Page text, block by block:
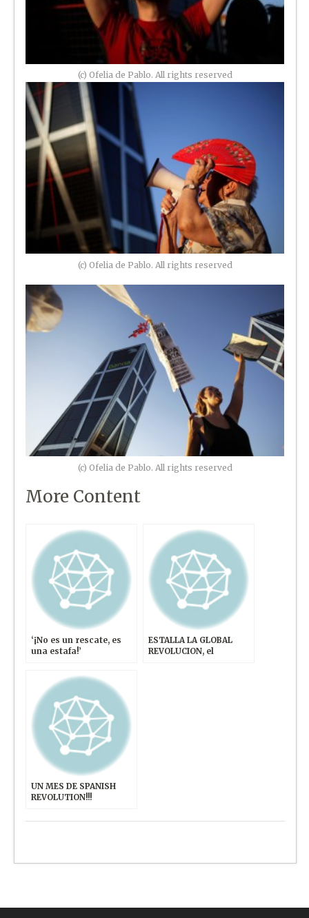
(c) Ofelia de Pablo. All rights reserved
(c) Ofelia de Pablo. All rights reserved
(c) Ofelia de Pablo. All rights reserved
More Content
‘¡No es un rescate, es
una estafa!’
ESTALLA LA GLOBAL
REVOLUCION, el
UN MES DE SPANISH
REVOLUTION!!!